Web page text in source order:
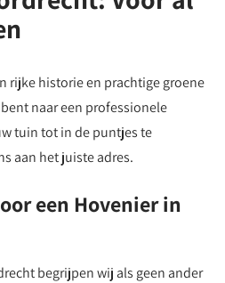
rijke historie en prachtige groene
naar een professionele
tuin tot in de puntjes te
aan het juiste adres.
een Hovenier in
begrijpen wij als geen ander